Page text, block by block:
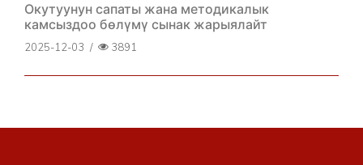
Окутуунун сапаты жана методикалык
камсыздоо бөлүмү сынак жарыялайт
2025-12-03 / 3891